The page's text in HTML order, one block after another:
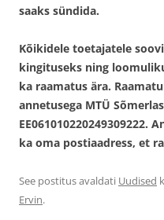
saaks sündida.
Kõikidele toetajatele
kingituseks ning
ka raamatus ära.
annetusega MTÜ
EE061010220249309222.
ka oma postiaadress, et
See postitus avaldati Uudised
Ervin.